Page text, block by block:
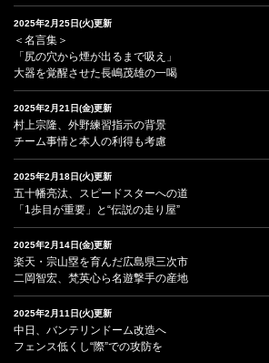
2025年2月25日(火)更新
＜名言集＞
「尻の穴から煙が出るまで吸え」
大器を覚醒させた長嶋茂雄の一喝
2025年2月21日(金)更新
村上宗隆、外野練習指示の背景
チーム事情と本人の利得も考慮
2025年2月18日(火)更新
五十幡亮汰、スピードスターへの道
「1歩目が重要」と“伝説の走り屋”
2025年2月14日(金)更新
楽天・宗山塁を育んだ広島県三次市
二岡智宏、梵英心ら名遊撃手の産地
2025年2月11日(火)更新
中日、バンテリンドーム改造へ
フェンス低くし“際”での攻防を